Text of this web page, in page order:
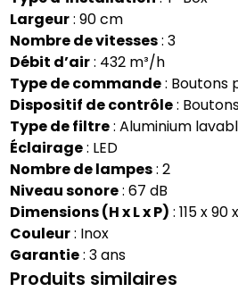
Largeur: 90 cm
Nombre de vitesses: 3
Débit d’air: 432 m³/h
Type de commande: Boutons
Dispositif de contrôle:
Type de filtre: Aluminium
Éclairage: LED
Nombre de lampes: 2
Niveau sonore: 67 dB
Dimensions (H x L x P) : 115 x
Couleur: Inox
Garantie: 3 ans
Produits similaires